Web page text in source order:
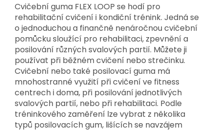
Cvičební guma FLEX LOOP se hodí pro
rehabilitační cvičení i kondiční trénink. Jedná se
o jednoduchou a finančně nenáročnou cvičební
pomůcku sloužící pro rehabilitaci, zpevnění a
posilování různých svalových partií. Můžete ji
používat při běžném cvičení nebo strečinku.
Cvičební nebo také posilovací guma má
mnohostranné využití při cvičení ve fitness
centrech i doma, při posilování jednotlivých
svalových partií, nebo při rehabilitaci. Podle
tréninkového zaměření lze vybrat z několika
typů posilovacích gum, lišících se navzájem